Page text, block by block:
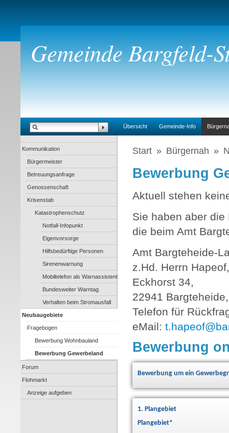
Gemeinde Bargfeld-
Übersicht Gemeinde-Info
Kommunikation
Bürgermeister
Betreuungsanfrage
Genossenschaft
Krisenstab
Katastrophenschutz
Notfall-Infopunkt
Eigenvorsorge
Hilfsbedürftige Personen
Sirenenwarnung
Mobiltelefon als Warnassistent
Bundesweiter Warntag
Verhalten beim Stromausfall
Neubaugebiete
Fragebogen
Bewerbung Wohnbauland
Bewerbung Gewerbeland
Forum
Flohmarkt
Anzeige aufgeben
Start » Bürgernah »
Bewerbung
Aktuell stehen
Sie haben aber
die beim Amt
Amt Bargteheide-
z.Hd. Herrn Hapeof,
Eckhorst 34,
22941 Bargteheide,
Telefon für
eMail: t.hapeof@
Bewerbung
Bewerbung um ein
1. Plangebiet
Plangebiet*